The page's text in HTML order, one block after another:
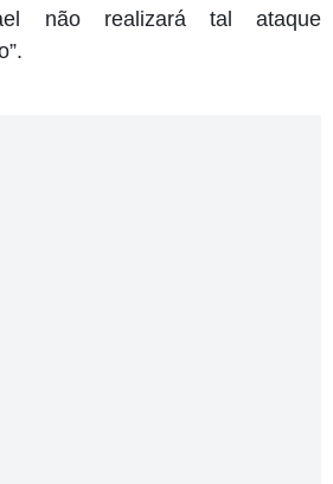
não realizará tal ataque